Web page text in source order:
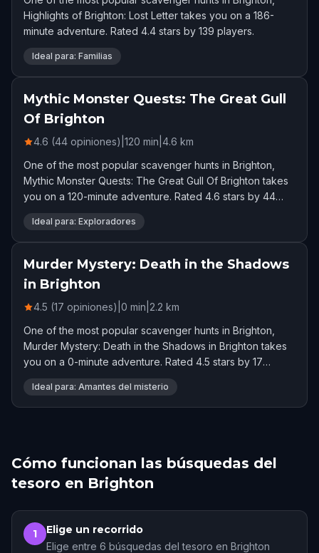
Highlights of Brighton: Lost Letter takes you on a 186-
minute adventure. Rated 4.4 stars by 139 players.
Ideal para: Familias
Mythic Monster Quests: The Great Gull
Of Brighton
4.6 (44 opiniones) 120 min 4.6 km
One of the most popular scavenger hunts in Brighton,
Mythic Monster Quests: The Great Gull Of Brighton takes
you on a 120-minute adventure. Rated 4.6 stars by 44
players.
Ideal para: Exploradores
Murder Mystery: Death in the Shadows
in Brighton
4.5 (17 opiniones) 0 min 2.2 km
One of the most popular scavenger hunts in Brighton,
Murder Mystery: Death in the Shadows in Brighton takes
you on a 0-minute adventure. Rated 4.5 stars by 17
players.
Ideal para: Amantes del misterio
Cómo funcionan las búsquedas del
tesoro en Brighton
1 Elige un recorrido
Elige entre 6 búsquedas del tesoro en Brighton